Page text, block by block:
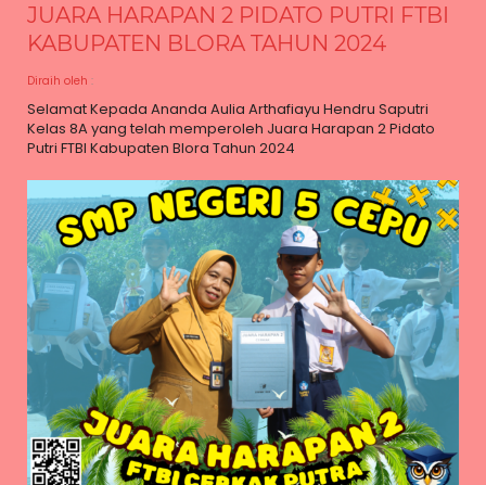
JUARA HARAPAN 2 PIDATO PUTRI FTBI
KABUPATEN BLORA TAHUN 2024
Diraih oleh :
Selamat Kepada Ananda Aulia Arthafiayu Hendru Saputri
Kelas 8A yang telah memperoleh Juara Harapan 2 Pidato
Putri FTBI Kabupaten Blora Tahun 2024